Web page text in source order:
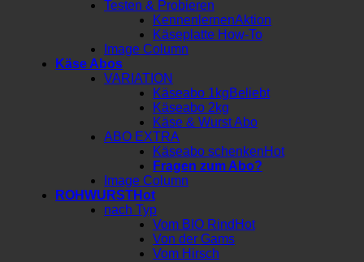
Testen & Probieren
Kennenlernen
Käseplatte How-To
Image Column
Käse Abos
VARIATION
Käseabo 1kg
Käseabo 2kg
Käse & Wurst Abo
ABO EXTRA
Käseabo schenken
Fragen zum Abo?
Image Column
ROHWURST
nach Typ
Vom BIO Rind
Von der Gams
Vom Hirsch